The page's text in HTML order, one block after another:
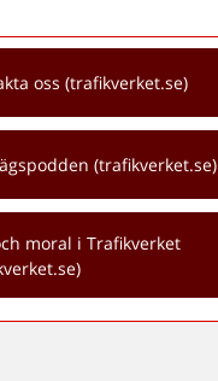
oss (trafikverket.se)
(trafikverket.se)
moral i Trafikverket